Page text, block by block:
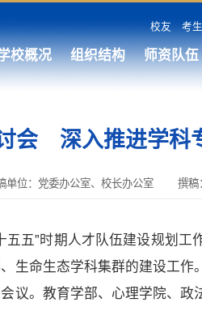
校友 考生
校概况 组织结构 师资队伍
会 深入推进学科
单位：党委办公室、校长办公室 撰稿
五”时期人才队伍建设规划 工
生命生态学科集群的建设工
议。教育学部、心理学院、